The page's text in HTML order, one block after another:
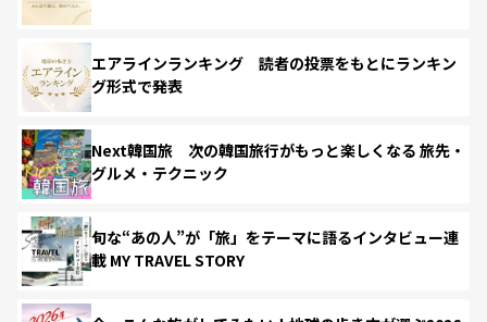
エアラインランキング 読者の投票をもとにランキン
グ形式で発表
Next韓国旅 次の韓国旅行がもっと楽しくなる 旅先・
グルメ・テクニック
旬な“あの人”が「旅」をテーマに語るインタビュー連
載 MY TRAVEL STORY